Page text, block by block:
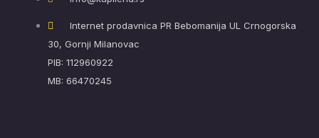
Internet prodavnica PR Bebomanija UL Crnogorska
30, Gornji Milanovac
PIB: 112960922
MB: 66470245